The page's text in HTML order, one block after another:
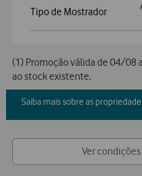
Tipo de Mostrador
(1) Promoção válida de 04/
ao stock existente.
Saiba mais sobre as
Ver